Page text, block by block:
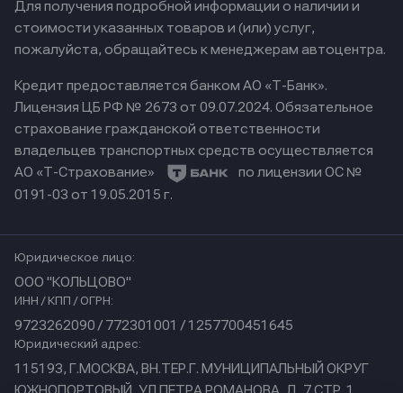
Для получения подробной информации о наличии и
стоимости указанных товаров и (или) услуг,
пожалуйста, обращайтесь к менеджерам автоцентра.
Кредит предоставляется банком АО «Т-Банк».
Лицензия ЦБ РФ № 2673 от 09.07.2024. Обязательное
страхование гражданской ответственности
владельцев транспортных средств осуществляется
АО «Т-Страхование»
по лицензии ОС №
0191-03 от 19.05.2015 г.
Юридическое лицо:
ООО "КОЛЬЦОВО"
ИНН / КПП / ОГРН:
9723262090 / 772301001 / 1257700451645
Юридический адрес:
115193, Г.МОСКВА, ВН.ТЕР.Г. МУНИЦИПАЛЬНЫЙ ОКРУГ